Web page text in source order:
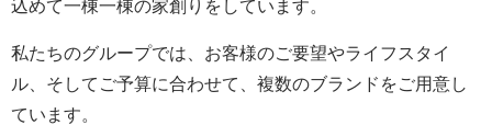
込めて一棟一棟の家創りをしています。
私たちのグループでは、お客様のご要望やライフスタイ
ル、そしてご予算に合わせて、複数のブランドをご用意し
ています。